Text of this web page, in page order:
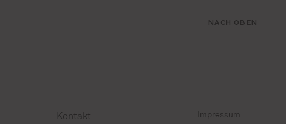
NACH OBEN
Kontakt
Impressum